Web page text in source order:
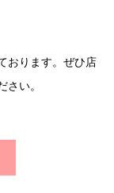
おります。ぜひ店
い。